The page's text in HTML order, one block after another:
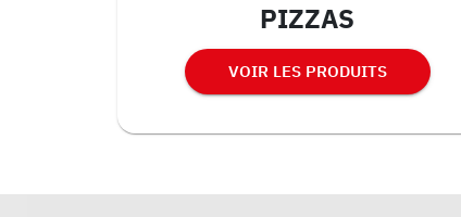
PIZZAS
VOIR LES PRODUITS